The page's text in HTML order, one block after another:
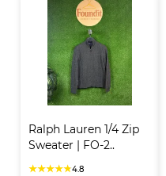
Ralph Lauren 1/4 Zip
Sweater | FO-2..
★★★★★4.8